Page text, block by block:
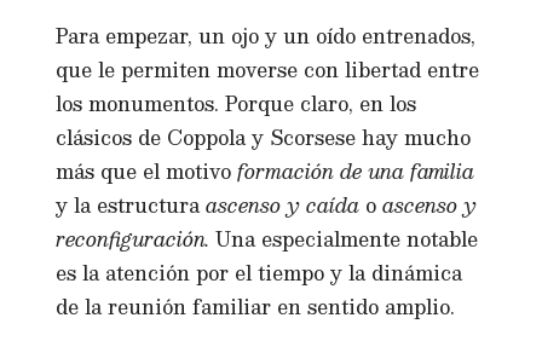
Para empezar, un ojo y un oído entrenados,
que le permiten moverse con libertad entre
los monumentos. Porque claro, en los
clásicos de Coppola y Scorsese hay mucho
más que el motivoformación de una familia
y la estructuraascenso y caída oascenso y
reconfiguración.Una especialmente notable
es la atención por el tiempo y la dinámica
de la reunión familiar en sentido amplio.